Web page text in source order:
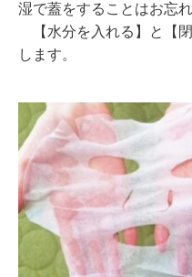
湿で蓋をすることはお忘れ
【水分を入れる】と【
します。